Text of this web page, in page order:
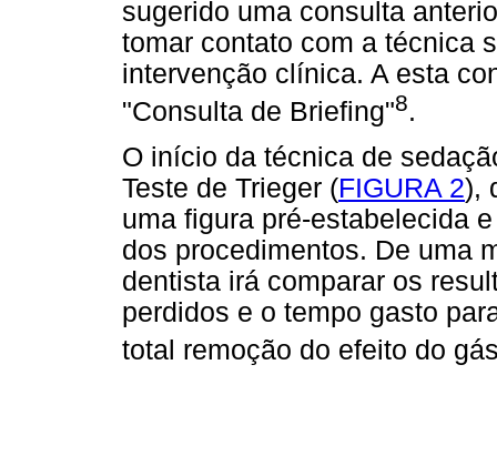
sugerido uma consulta
tomar contato com a técnica
intervenção clínica. A esta
"Consulta de Briefing"8.
O início da técnica de
Teste de Trieger (FIGURA 2),
uma figura pré-estabelecida
dos procedimentos. De uma
dentista irá comparar os
perdidos e o tempo gasto
total remoção do efeito do